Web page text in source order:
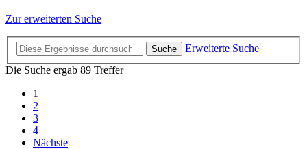
Zur erweiterten Suche
Suche
Erweiterte Suche
Die Suche ergab 89 Treffer
1
2
3
4
Nächste